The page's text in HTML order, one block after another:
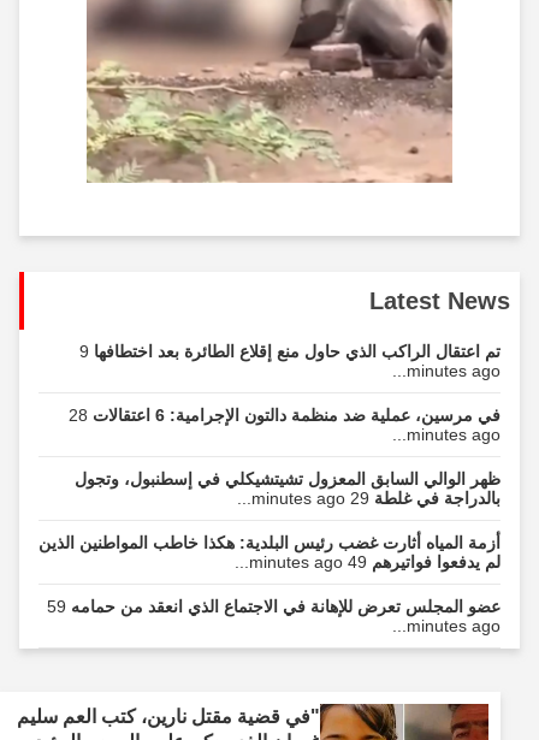
Latest News
تم اعتقال الراكب الذي حاول منع إقلاع الطائرة بعد اختطافها9
minutes ago...
في مرسين، عملية ضد منظمة دالتون الإجرامية: 6 اعتقالات
28
minutes ago...
ظهر الوالي السابق المعزول تشيتشيكلي في إسطنبول، وتجول
بالدراجة في غلطة29 minutes ago...
أزمة المياه أثارت غضب رئيس البلدية: هكذا خاطب المواطنين الذين
لم يدفعوا فواتيرهم49 minutes ago...
عضو المجلس تعرض للإهانة في الاجتماع الذي انعقد من حمامه59
minutes ago...
"في قضية مقتل نارين، كتب العم سليم